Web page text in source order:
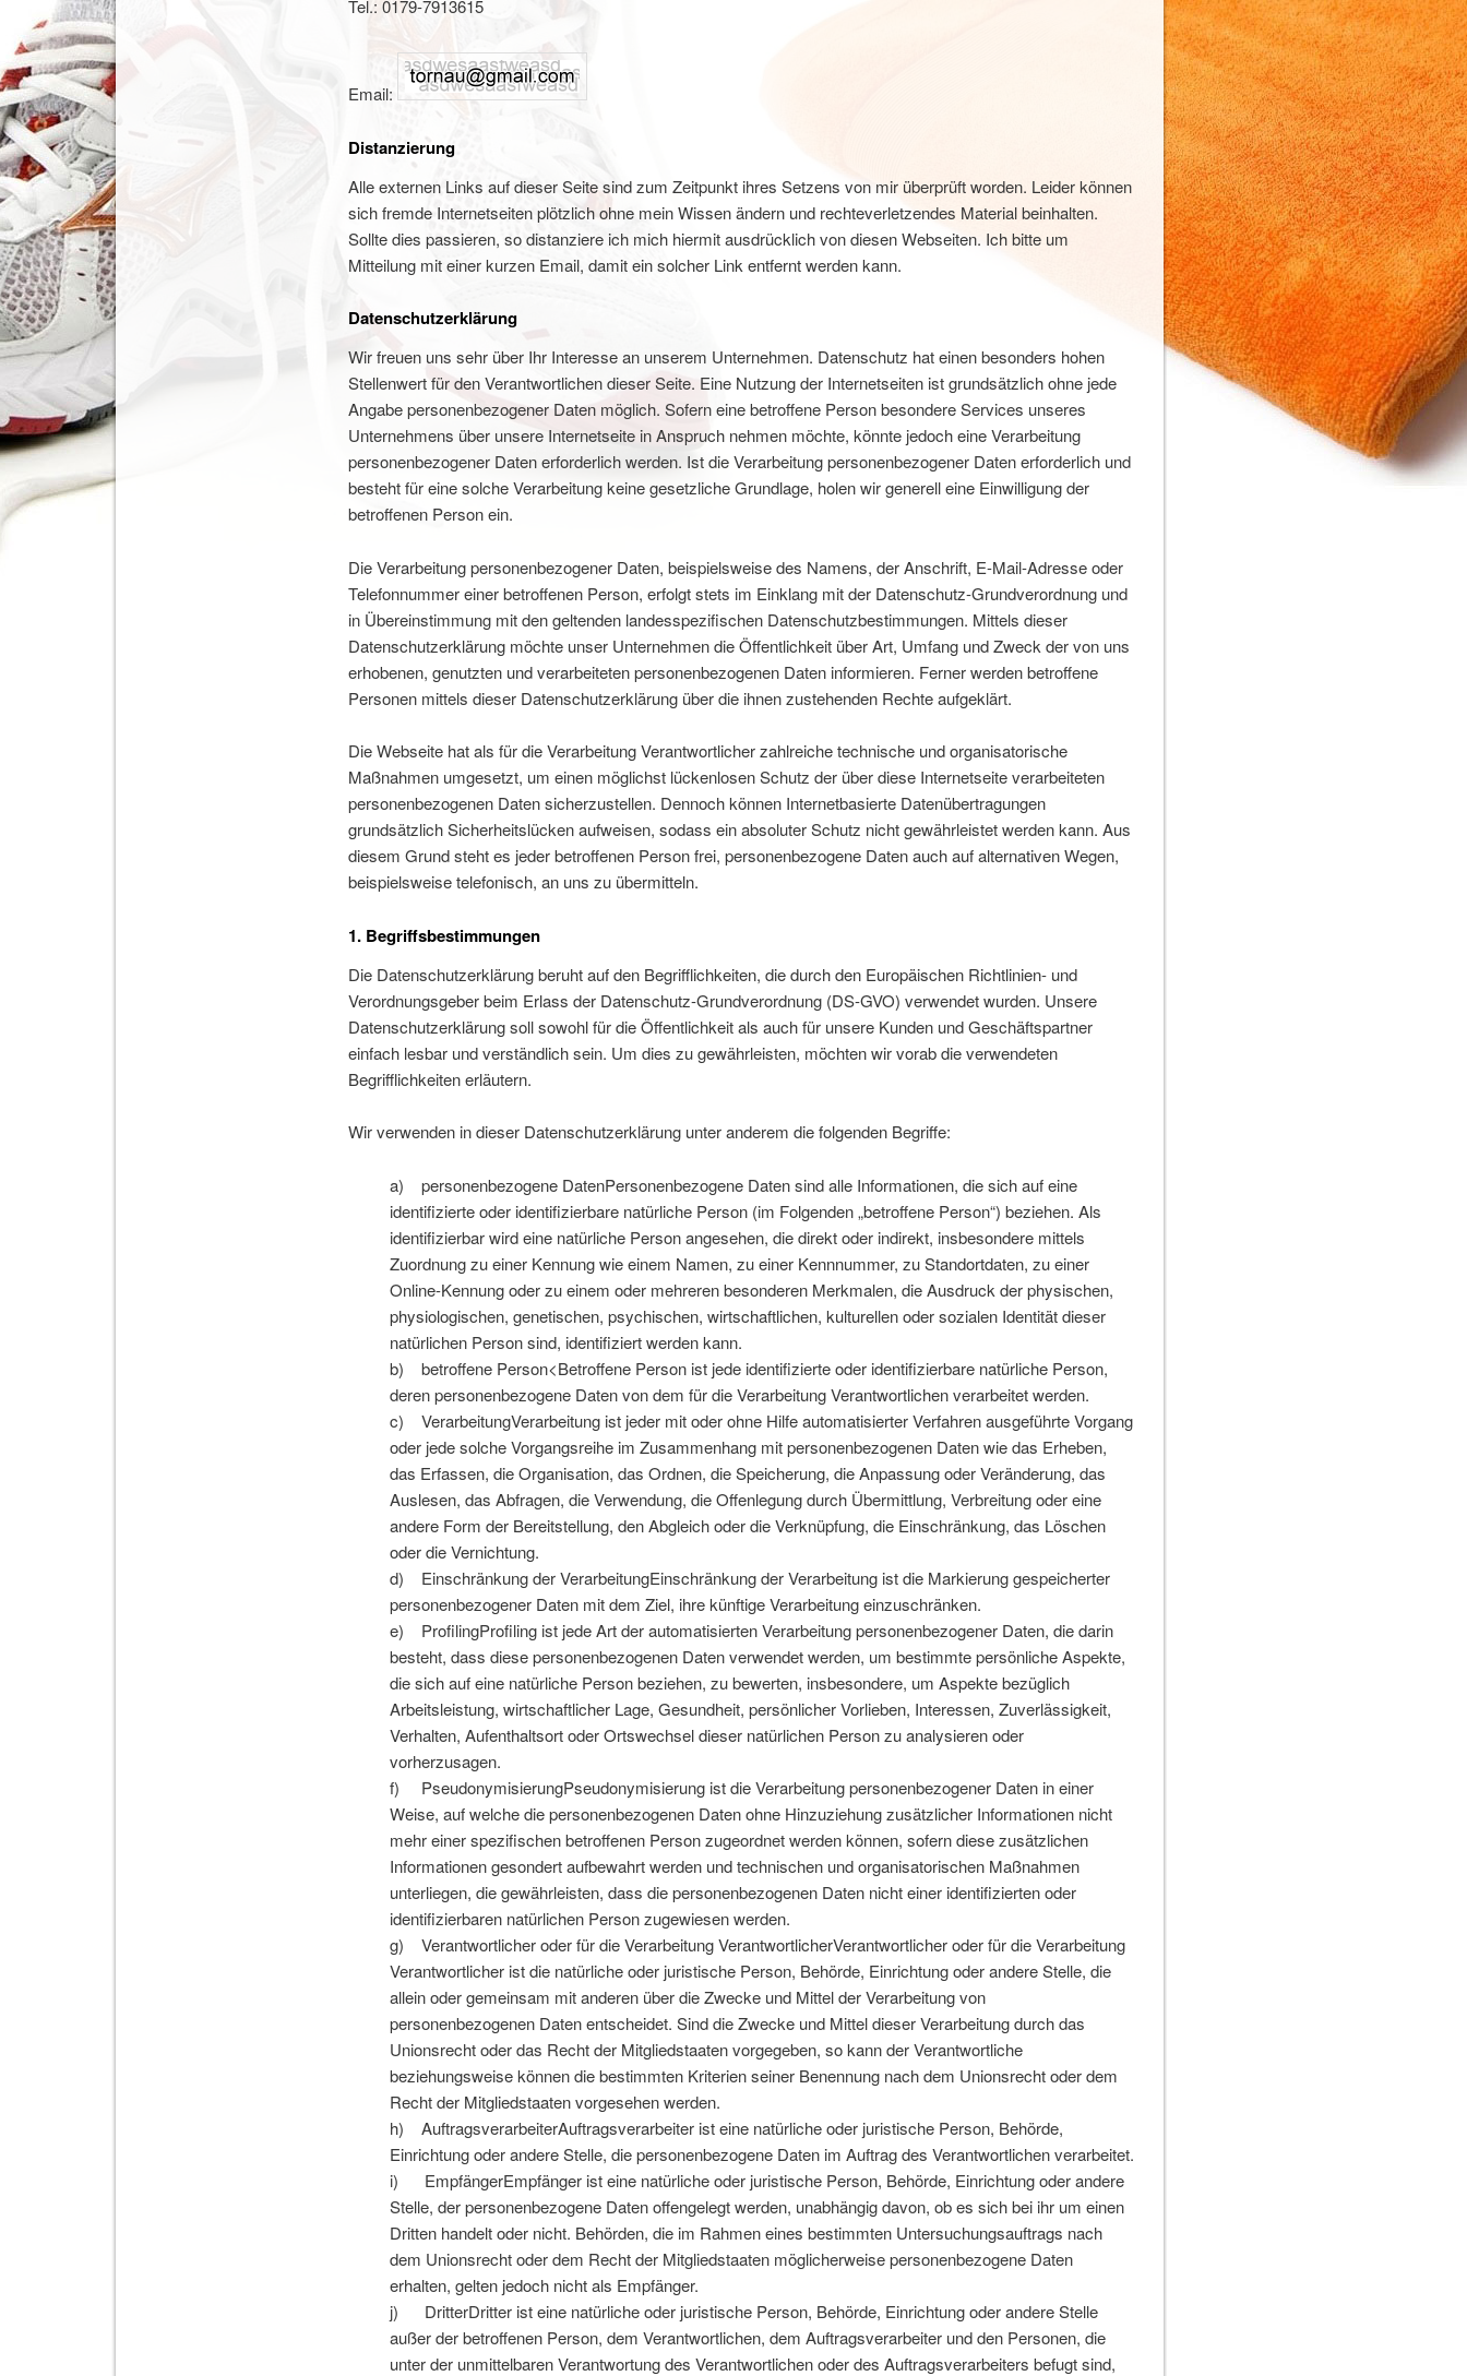
Tel.: 0179-7913615
Email:
Distanzierung
Alle externen Links auf dieser Seite sind zum Zeitpunkt ihres Setzens von mir überprüft worden. Leider können
sich fremde Internetseiten plötzlich ohne mein Wissen ändern und rechteverletzendes Material beinhalten.
Sollte dies passieren, so distanziere ich mich hiermit ausdrücklich von diesen Webseiten. Ich bitte um
Mitteilung mit einer kurzen Email, damit ein solcher Link entfernt werden kann.
Datenschutzerklärung
Wir freuen uns sehr über Ihr Interesse an unserem Unternehmen. Datenschutz hat einen besonders hohen
Stellenwert für den Verantwortlichen dieser Seite. Eine Nutzung der Internetseiten ist grundsätzlich ohne jede
Angabe personenbezogener Daten möglich. Sofern eine betroffene Person besondere Services unseres
Unternehmens über unsere Internetseite in Anspruch nehmen möchte, könnte jedoch eine Verarbeitung
personenbezogener Daten erforderlich werden. Ist die Verarbeitung personenbezogener Daten erforderlich und
besteht für eine solche Verarbeitung keine gesetzliche Grundlage, holen wir generell eine Einwilligung der
betroffenen Person ein.
Die Verarbeitung personenbezogener Daten, beispielsweise des Namens, der Anschrift, E-Mail-Adresse oder
Telefonnummer einer betroffenen Person, erfolgt stets im Einklang mit der Datenschutz-Grundverordnung und
in Übereinstimmung mit den geltenden landesspezifischen Datenschutzbestimmungen. Mittels dieser
Datenschutzerklärung möchte unser Unternehmen die Öffentlichkeit über Art, Umfang und Zweck der von uns
erhobenen, genutzten und verarbeiteten personenbezogenen Daten informieren. Ferner werden betroffene
Personen mittels dieser Datenschutzerklärung über die ihnen zustehenden Rechte aufgeklärt.
Die Webseite hat als für die Verarbeitung Verantwortlicher zahlreiche technische und organisatorische
Maßnahmen umgesetzt, um einen möglichst lückenlosen Schutz der über diese Internetseite verarbeiteten
personenbezogenen Daten sicherzustellen. Dennoch können Internetbasierte Datenübertragungen
grundsätzlich Sicherheitslücken aufweisen, sodass ein absoluter Schutz nicht gewährleistet werden kann. Aus
diesem Grund steht es jeder betroffenen Person frei, personenbezogene Daten auch auf alternativen Wegen,
beispielsweise telefonisch, an uns zu übermitteln.
1. Begriffsbestimmungen
Die Datenschutzerklärung beruht auf den Begrifflichkeiten, die durch den Europäischen Richtlinien- und
Verordnungsgeber beim Erlass der Datenschutz-Grundverordnung (DS-GVO) verwendet wurden. Unsere
Datenschutzerklärung soll sowohl für die Öffentlichkeit als auch für unsere Kunden und Geschäftspartner
einfach lesbar und verständlich sein. Um dies zu gewährleisten, möchten wir vorab die verwendeten
Begrifflichkeiten erläutern.
Wir verwenden in dieser Datenschutzerklärung unter anderem die folgenden Begriffe:
a) personenbezogene DatenPersonenbezogene Daten sind alle Informationen, die sich auf eine
identifizierte oder identifizierbare natürliche Person (im Folgenden „betroffene Person“) beziehen. Als
identifizierbar wird eine natürliche Person angesehen, die direkt oder indirekt, insbesondere mittels
Zuordnung zu einer Kennung wie einem Namen, zu einer Kennnummer, zu Standortdaten, zu einer
Online-Kennung oder zu einem oder mehreren besonderen Merkmalen, die Ausdruck der physischen,
physiologischen, genetischen, psychischen, wirtschaftlichen, kulturellen oder sozialen Identität dieser
natürlichen Person sind, identifiziert werden kann.
b) betroffene Person<Betroffene Person ist jede identifizierte oder identifizierbare natürliche Person,
deren personenbezogene Daten von dem für die Verarbeitung Verantwortlichen verarbeitet werden.
c) VerarbeitungVerarbeitung ist jeder mit oder ohne Hilfe automatisierter Verfahren ausgeführte Vorgang
oder jede solche Vorgangsreihe im Zusammenhang mit personenbezogenen Daten wie das Erheben,
das Erfassen, die Organisation, das Ordnen, die Speicherung, die Anpassung oder Veränderung, das
Auslesen, das Abfragen, die Verwendung, die Offenlegung durch Übermittlung, Verbreitung oder eine
andere Form der Bereitstellung, den Abgleich oder die Verknüpfung, die Einschränkung, das Löschen
oder die Vernichtung.
d) Einschränkung der VerarbeitungEinschränkung der Verarbeitung ist die Markierung gespeicherter
personenbezogener Daten mit dem Ziel, ihre künftige Verarbeitung einzuschränken.
e) ProfilingProfiling ist jede Art der automatisierten Verarbeitung personenbezogener Daten, die darin
besteht, dass diese personenbezogenen Daten verwendet werden, um bestimmte persönliche Aspekte,
die sich auf eine natürliche Person beziehen, zu bewerten, insbesondere, um Aspekte bezüglich
Arbeitsleistung, wirtschaftlicher Lage, Gesundheit, persönlicher Vorlieben, Interessen, Zuverlässigkeit,
Verhalten, Aufenthaltsort oder Ortswechsel dieser natürlichen Person zu analysieren oder
vorherzusagen.
f) PseudonymisierungPseudonymisierung ist die Verarbeitung personenbezogener Daten in einer
Weise, auf welche die personenbezogenen Daten ohne Hinzuziehung zusätzlicher Informationen nicht
mehr einer spezifischen betroffenen Person zugeordnet werden können, sofern diese zusätzlichen
Informationen gesondert aufbewahrt werden und technischen und organisatorischen Maßnahmen
unterliegen, die gewährleisten, dass die personenbezogenen Daten nicht einer identifizierten oder
identifizierbaren natürlichen Person zugewiesen werden.
g) Verantwortlicher oder für die Verarbeitung VerantwortlicherVerantwortlicher oder für die Verarbeitung
Verantwortlicher ist die natürliche oder juristische Person, Behörde, Einrichtung oder andere Stelle, die
allein oder gemeinsam mit anderen über die Zwecke und Mittel der Verarbeitung von
personenbezogenen Daten entscheidet. Sind die Zwecke und Mittel dieser Verarbeitung durch das
Unionsrecht oder das Recht der Mitgliedstaaten vorgegeben, so kann der Verantwortliche
beziehungsweise können die bestimmten Kriterien seiner Benennung nach dem Unionsrecht oder dem
Recht der Mitgliedstaaten vorgesehen werden.
h) AuftragsverarbeiterAuftragsverarbeiter ist eine natürliche oder juristische Person, Behörde,
Einrichtung oder andere Stelle, die personenbezogene Daten im Auftrag des Verantwortlichen verarbeitet.
i) EmpfängerEmpfänger ist eine natürliche oder juristische Person, Behörde, Einrichtung oder andere
Stelle, der personenbezogene Daten offengelegt werden, unabhängig davon, ob es sich bei ihr um einen
Dritten handelt oder nicht. Behörden, die im Rahmen eines bestimmten Untersuchungsauftrags nach
dem Unionsrecht oder dem Recht der Mitgliedstaaten möglicherweise personenbezogene Daten
erhalten, gelten jedoch nicht als Empfänger.
j) DritterDritter ist eine natürliche oder juristische Person, Behörde, Einrichtung oder andere Stelle
außer der betroffenen Person, dem Verantwortlichen, dem Auftragsverarbeiter und den Personen, die
unter der unmittelbaren Verantwortung des Verantwortlichen oder des Auftragsverarbeiters befugt sind,